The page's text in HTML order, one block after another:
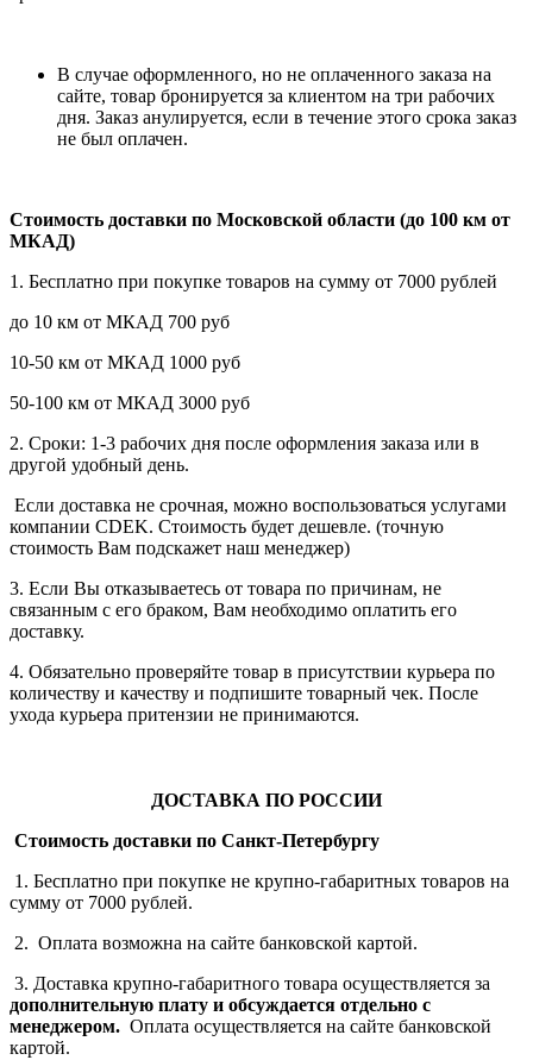
В случае оформленного, но не оплаченного заказа на
сайте, товар бронируется за клиентом на три рабочих
дня. Заказ анулируется, если в течение этого срока заказ
не был оплачен.
Стоимость доставки по Московской области (до 100 км от
МКАД)
1. Бесплатно при покупке товаров на сумму от 7000 рублей
до 10 км от МКАД 700 руб
10-50 км от МКАД 1000 руб
50-100 км от МКАД 3000 руб
2. Сроки: 1-3 рабочих дня после оформления заказа или в
другой удобный день.
Если доставка не срочная, можно воспользоваться услугами
компании СDEK. Стоимость будет дешевле. (точную
стоимость Вам подскажет наш менеджер)
3. Если Вы отказываетесь от товара по причинам, не
связанным с его браком, Вам необходимо оплатить его
доставку.
4. Обязательно проверяйте товар в присутствии курьера по
количеству и качеству и подпишите товарный чек. После
ухода курьера притензии не принимаются.
ДОСТАВКА ПО РОССИИ
Стоимость доставки по Санкт-Петербургу
1. Бесплатно при покупке не крупно-габаритных товаров на
сумму от 7000 рублей.
2. Оплата возможна на сайте банковской картой.
3. Доставка крупно-габаритного товара осуществляется за
дополнительную плату и обсуждается отдельно с
менеджером. Оплата осуществляется на сайте банковской
картой.